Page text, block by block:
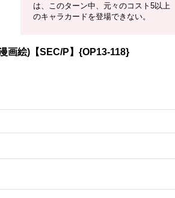
は、このターン中、元々のコスト5以上
のキャラカードを登場できない。
画絵)【SEC/P】{OP13-118}